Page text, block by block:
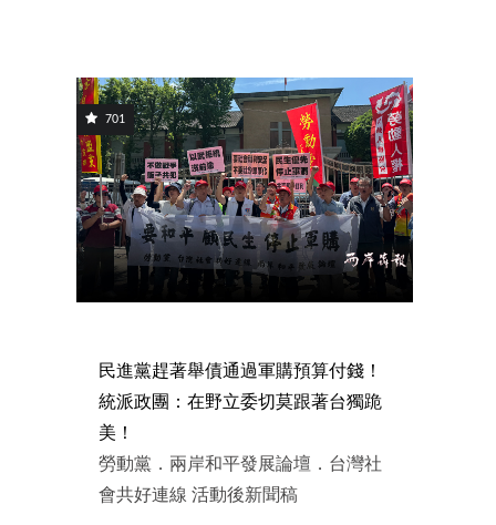
701
民進黨趕著舉債通過軍購預算付錢！
統派政團：在野立委切莫跟著台獨跪
美！
勞動黨．兩岸和平發展論壇．台灣社
會共好連線 活動後新聞稿